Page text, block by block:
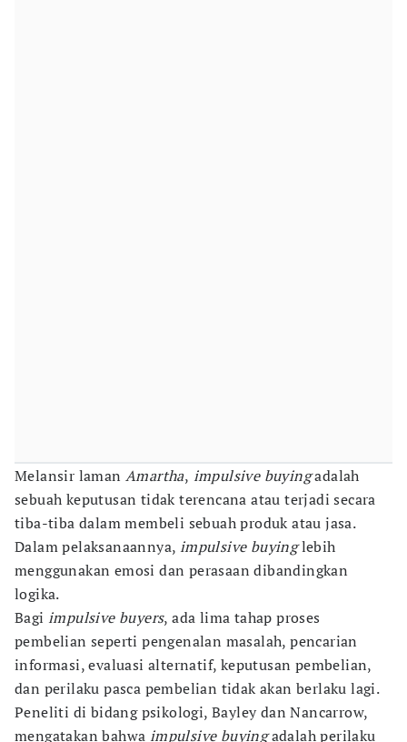
Melansir laman Amartha, impulsive buyingadalah
sebuah keputusan tidak terencana atau terjadi secara
tiba-tiba dalam membeli sebuah produk atau jasa.
Dalam pelaksanaannya, impulsive buyinglebih
menggunakan emosi dan perasaan dibandingkan
logika.
Bagi impulsive buyers, ada lima tahap proses
pembelian seperti pengenalan masalah, pencarian
informasi, evaluasi alternatif, keputusan pembelian,
dan perilaku pasca pembelian tidak akan berlaku lagi.
Peneliti di bidang psikologi, Bayley dan Nancarrow,
mengatakan bahwa impulsive buyingadalah perilaku